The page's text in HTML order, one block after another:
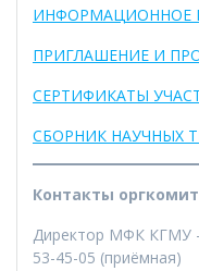
ИНФОРМАЦИОННОЕ
ПРИГЛАШЕНИЕ И
СЕРТИФИКАТЫ
СБОРНИК НАУЧНЫХ
Контакты
Директор МФК КГМУ
53-45-05 (приёмная)